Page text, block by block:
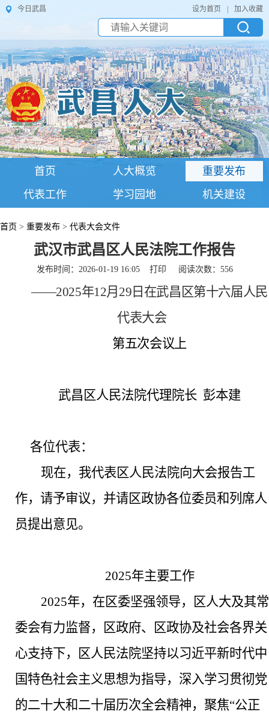
今日武昌 设为首页 加入收藏
首页 人大概览
重要发布
代表工作
学习园地 机关建设
首页 > 重要发布 > 代表大会文件
武汉市武昌区人民法院工作报告
发布时间：2026-01-19 16:05 打印 阅读次数： 556
——2025年12月29日在武昌区第十六届人民
代表大会
第五次会议上
武昌区人民法院代理院长 彭本建
各位代表：
现在，我代表区人民法院向大会报告工
作，请予审议，并请区政协各位委员和列席人
员提出意见。
2025年主要工作
2025年，在区委坚强领导，区人大及其常
委会有力监督，区政府、区政协及社会各界关
心支持下，区人民法院坚持以习近平新时代中
国特色社会主义思想为指导，深入学习贯彻党
的二十大和二十届历次全会精神，聚焦“公正